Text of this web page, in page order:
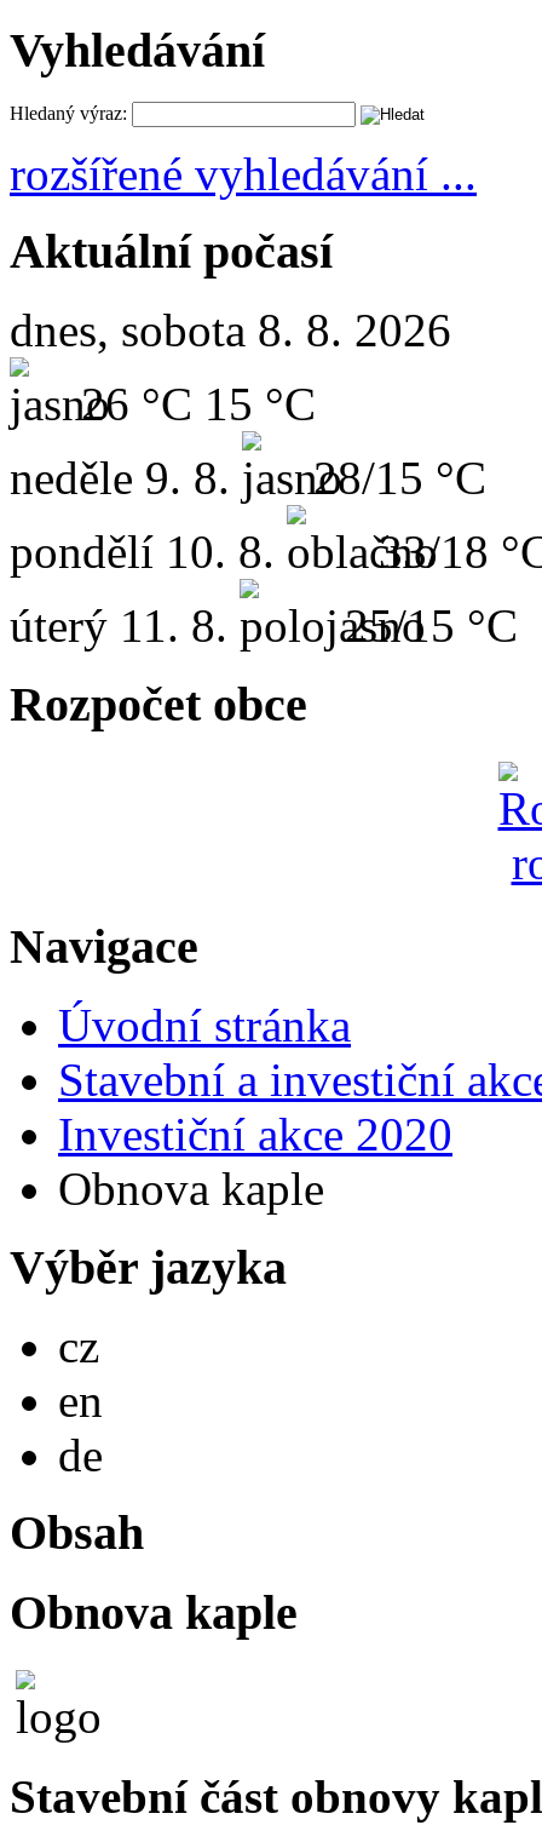
Vyhledávání
Hledaný výraz:
rozšířené vyhledávání ...
Aktuální počasí
dnes, sobota 8. 8. 2026
26 °C 15 °C
neděle 9. 8.
28/15 °C
pondělí 10. 8.
33/18
úterý 11. 8. 25/15 °C
Rozpočet obce
Navigace
Úvodní stránka
Stavební a investiční
Investiční akce 2020
Obnova kaple
Výběr jazyka
cz
en
de
Obsah
Obnova kaple
Stavební část obnovy